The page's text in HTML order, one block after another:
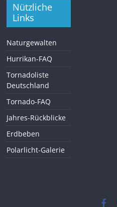
Nützliche
Links
Naturgewalten
Hurrikan-FAQ
Tornadoliste
Deutschland
Tornado-FAQ
Jahres-Rückblicke
Erdbeben
Polarlicht-Galerie